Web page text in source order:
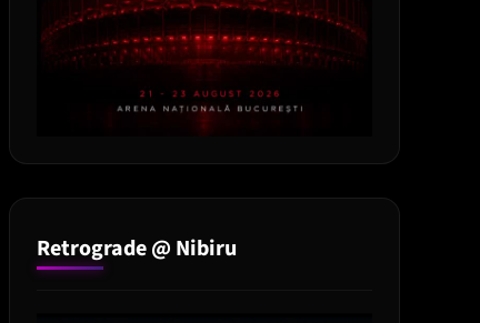
Retrograde @ Nibiru